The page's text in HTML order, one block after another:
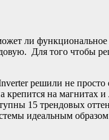
ли функциональное
Для того чтобы
решили не
на магнитах и
15 трендовых
идеальным